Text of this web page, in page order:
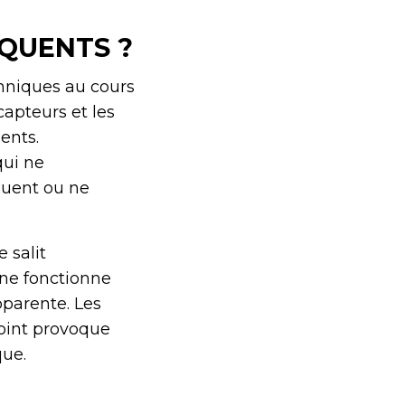
?
au cours
et les
ne
ou ne
salit
fonctionne
Les
provoque